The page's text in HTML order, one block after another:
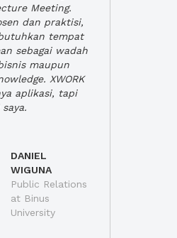
Meeting.
dan praktisi,
tempat
sebagai wadah
maupun
XWORK
aplikasi, tapi
DANIEL
WIGUNA
Public Relations
at Binus
University